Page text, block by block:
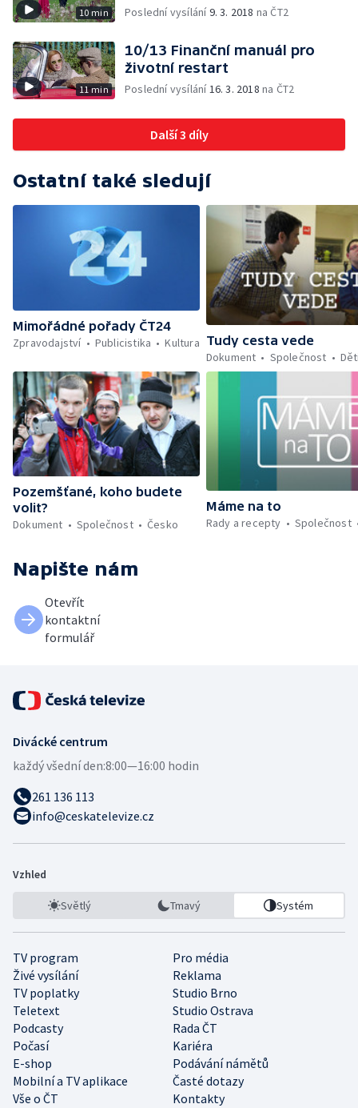
10 min Poslední vysílání9. 3. 2018 na ČT2
11 min
10/13 Finanční manuál pro
životní restart
Poslední vysílání16. 3. 2018 na ČT2
Další 3 díly
Ostatní také sledují
Mimořádné pořady ČT24
Zpravodajství
Publicistika Kultura Tudy cesta vede
Dokument
Společnost
Pozemšťané, koho budete
volit?
Dokument
Společnost Česko
Máme na to
Rady a recepty
Společnost
Napište nám
Otevřít
kontaktní
formulář
Divácké centrum
každý všední den:8:00—16:00 hodin
261 136 113
info@ceskatelevize.cz
Vzhled
Světlý Tmavý Systém
TV program
Pro média
Živé vysílání
Reklama
TV poplatky
Studio Brno
Teletext
Studio Ostrava
Podcasty
Rada ČT
Počasí
Kariéra
E-shop
Podávání námětů
Mobilní a TV aplikace
Časté dotazy
Vše o ČT
Kontakty